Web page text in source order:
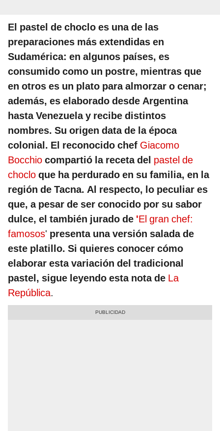
El pastel de choclo es una de las
preparaciones más extendidas en
Sudamérica: en algunos países, es
consumido como un postre, mientras que
en otros es un plato para almorzar o cenar;
además, es elaborado desde Argentina
hasta Venezuela y recibe distintos
nombres. Su origen data de la época
colonial. El reconocido chef Giacomo
Bocchio compartió la receta del pastel de
choclo que ha perdurado en su familia, en la
región de Tacna. Al respecto, lo peculiar es
que, a pesar de ser conocido por su sabor
dulce, el también jurado de 'El gran chef:
famosos' presenta una versión salada de
este platillo. Si quieres conocer cómo
elaborar esta variación del tradicional
pastel, sigue leyendo esta nota de La
República.